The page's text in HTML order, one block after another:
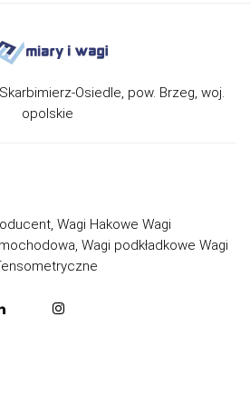
Osiedle, pow. Brzeg, woj.
opolskie
Wagi Hakowe Wagi
Wagi podkładkowe Wagi